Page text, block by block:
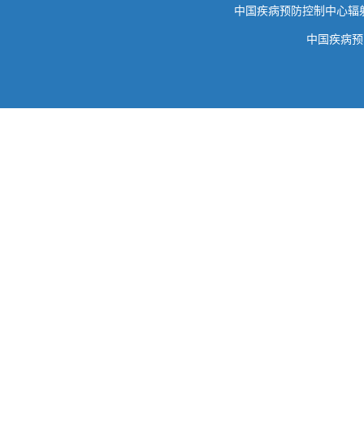
中国疾病预防控制中
中国疾病